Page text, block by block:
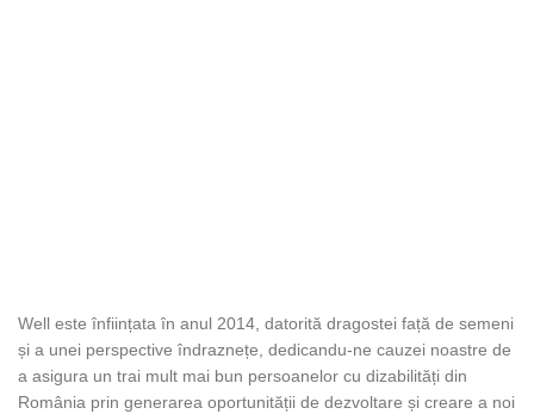
Well este înființata în anul 2014, datorită dragostei față de semeni
și a unei perspective îndraznețe, dedicandu-ne cauzei noastre de
a asigura un trai mult mai bun persoanelor cu dizabilități din
România prin generarea oportunității de dezvoltare și creare a noi